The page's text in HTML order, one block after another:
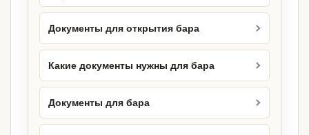
Документы для открытия бара
Какие документы нужны для бара
Документы для бара